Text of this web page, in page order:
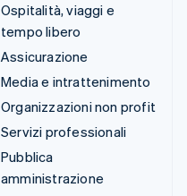
Ospitalità, viaggi e
tempo libero
Assicurazione
Media e intrattenimento
Organizzazioni non profit
Servizi professionali
Pubblica
amministrazione